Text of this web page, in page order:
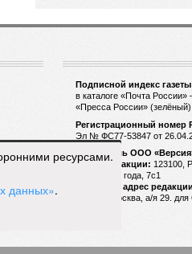
ресурсами.
данных».